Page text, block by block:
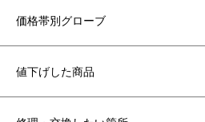
価格帯別グローブ
値下げした商品